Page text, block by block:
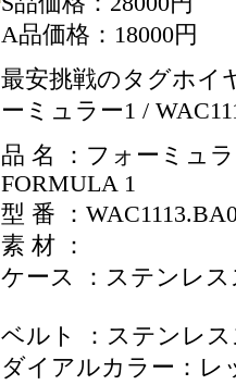
A品価格：18000円
最安挑戦のタグホイ
ーミュラー1 /
品 名 ：フォーミュ
FORMULA 1
型 番 ：
素 材 ：
ケース ：ステンレ
ベルト ：ステンレ
ダイアルカラー：レ